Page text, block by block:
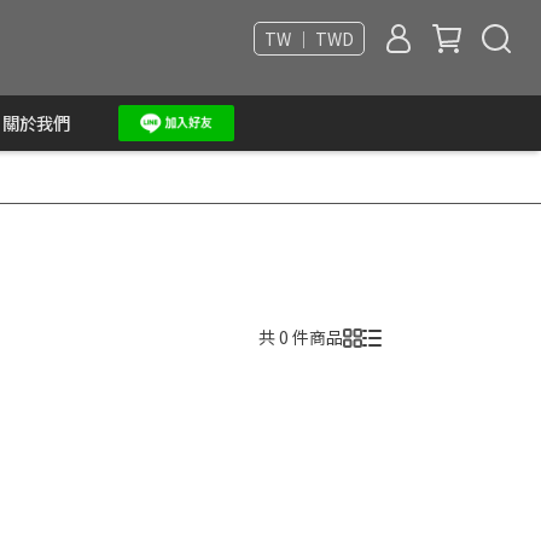
TW ｜ TWD
關於我們
共 0 件商品